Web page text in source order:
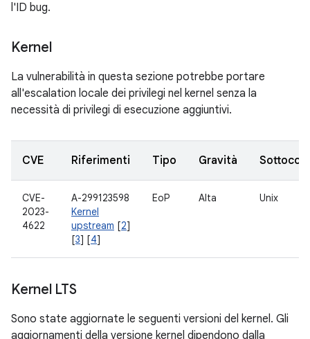
l'ID bug.
Kernel
La vulnerabilità in questa sezione potrebbe portare
all'escalation locale dei privilegi nel kernel senza la
necessità di privilegi di esecuzione aggiuntivi.
CVE Riferimenti Tipo Gravità
CVE-
2023-
4622
A-299123598
Kernel
upstream [2]
[3] [4]
EoP Alta Unix
Kernel LTS
Sono state aggiornate le seguenti versioni del kernel. Gli
aggiornamenti della versione kernel dipendono dalla